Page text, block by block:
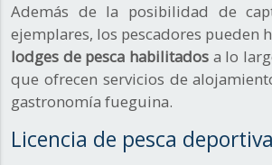
Además de la posibilidad de
ejemplares, los pescadores pueden
lodges de pesca habilitadosa lo
que ofrecen servicios de
gastronomía fueguina.
Licencia de pesca deportiva